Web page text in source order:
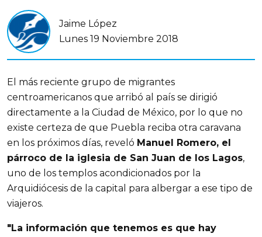
Jaime López
Lunes 19 Noviembre 2018
El más reciente grupo de migrantes
centroamericanos que arribó al país se dirigió
directamente a la Ciudad de México, por lo que no
existe certeza de que Puebla reciba otra caravana
en los próximos días, reveló Manuel Romero, el
párroco de la iglesia de San Juan de los Lagos,
uno de los templos acondicionados por la
Arquidiócesis de la capital para albergar a ese tipo de
viajeros.
"La información que tenemos es que hay